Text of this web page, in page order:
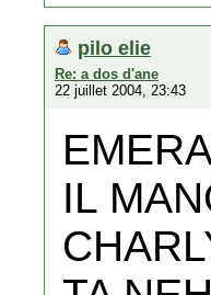
pilo elie
Re: a dos d'ane
22 juillet 2004, 23:43
IL